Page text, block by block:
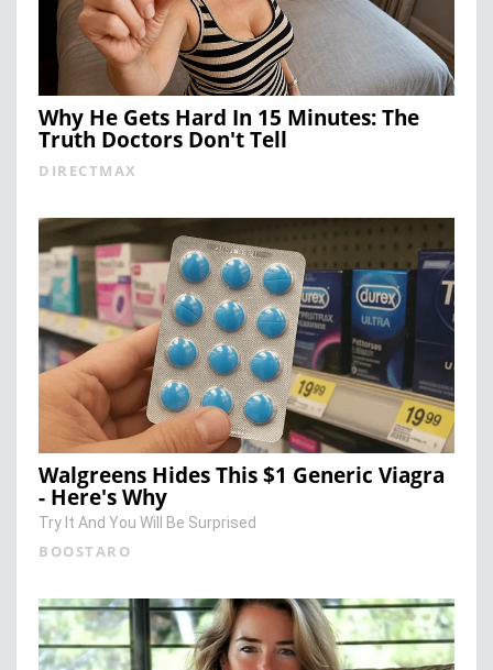
Why He Gets Hard In 15 Minutes: The
Truth Doctors Don't Tell
DIRECTMAX
Walgreens Hides This $1 Generic Viagra
- Here's Why
Try It And You Will Be Surprised
BOOSTARO